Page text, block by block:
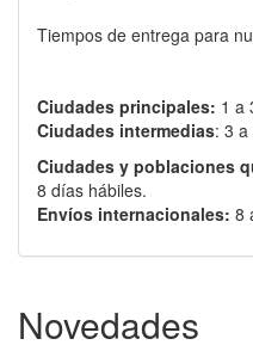
Tiempos de entrega para
Ciudades principales: 1 a
Ciudades intermedias: 3
Ciudades y poblaciones
8 días hábiles.
Envíos internacionales: 8
Novedades